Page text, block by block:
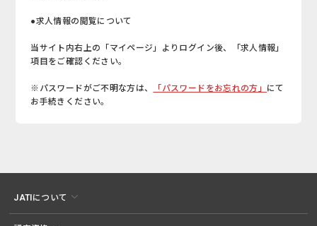
●求人情報の閲覧について
当サイト内右上の「マイページ」よりログイン後、「求人情報」
項目をご確認ください。
※パスワードがご不明な方は、 「パスワードをお忘れの方」 にて
お手続きください。
JATIについて